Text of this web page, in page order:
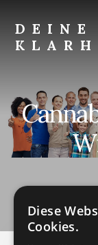
content
DEINE
innere
Klarheit.
Diese
Cookies.